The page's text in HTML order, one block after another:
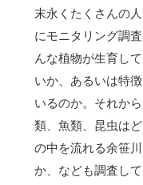
末永くたくさんの
にモニタリング調
んな植物が生育し
いか、あるいは特
いるのか。それか
類、魚類、昆虫は
の中を流れる余笹
か、なども調査し